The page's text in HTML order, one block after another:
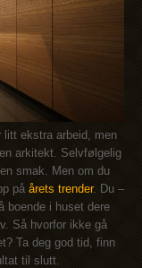
ekstra arbeid, men
arkitekt. Selvfølgelig
smak. Men om du
på årets trender. Du –
boende i huset dere
Så hvorfor ikke gå
Ta deg god tid, finn
til slutt.